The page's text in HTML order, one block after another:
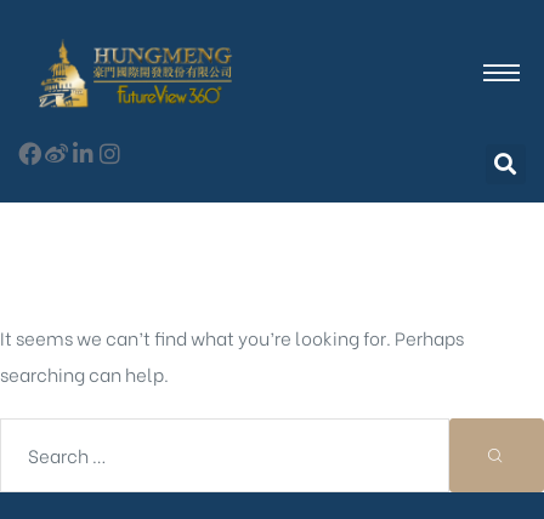
It seems we can’t find what you’re looking for. Perhaps
searching can help.